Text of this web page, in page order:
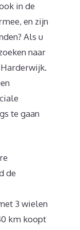
in de
en zijn
Als u
naar
te gaan
de
3 wielen
km koopt